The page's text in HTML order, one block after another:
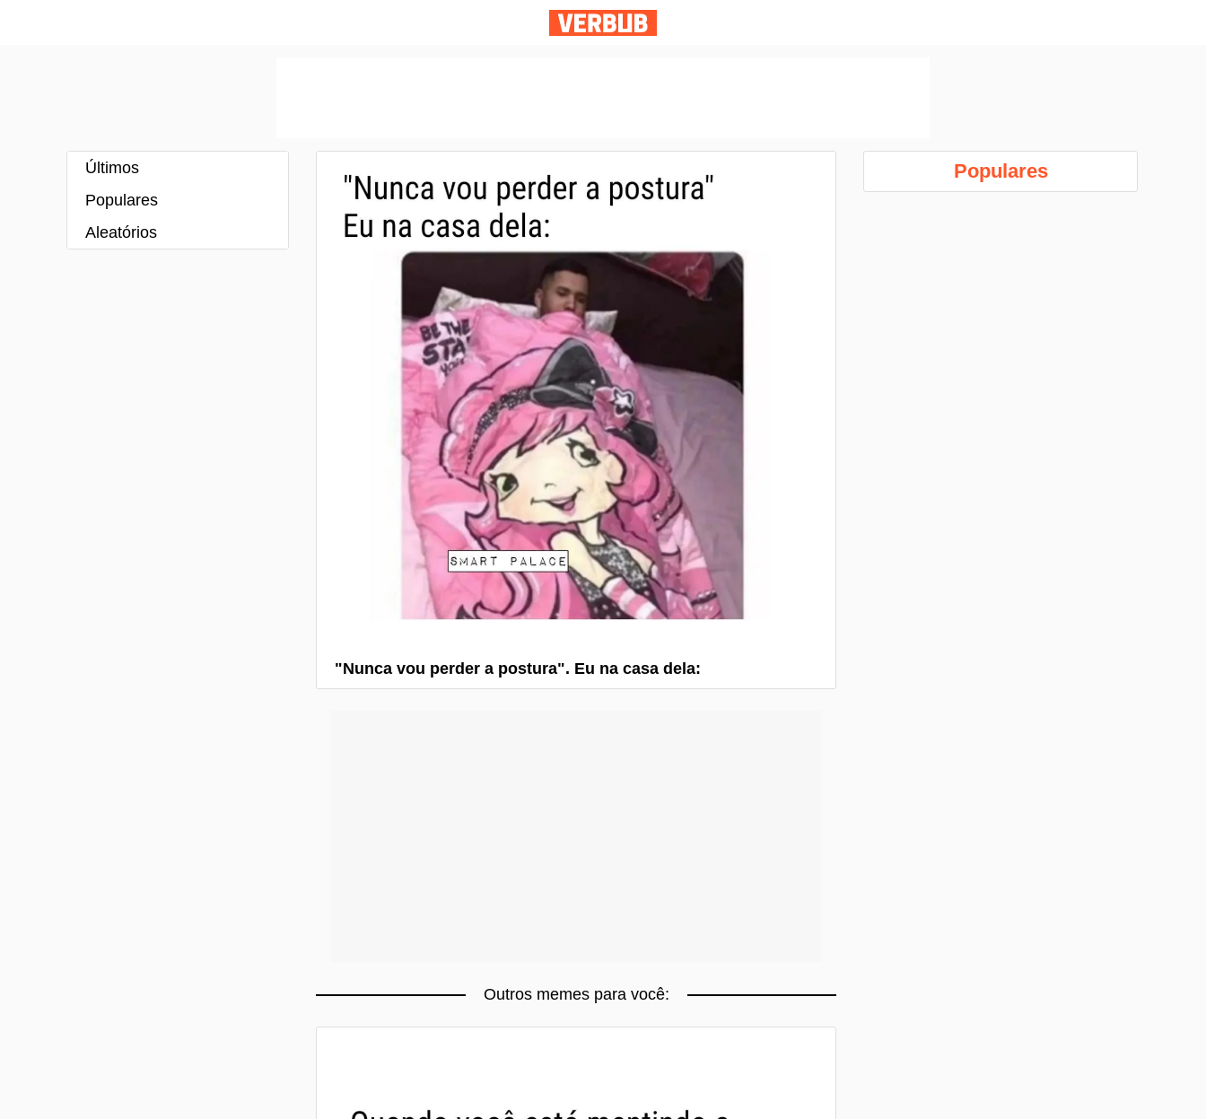
Últimos
Populares
Aleatórios
"Nunca vou perder a postura". Eu na casa dela:
Outros memes para você:
Populares